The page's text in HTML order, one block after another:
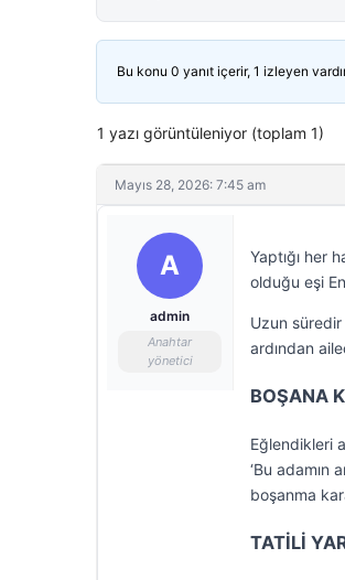
Bu konu 0 yanıt içerir, 1 izleyen
1 yazı görüntüleniyor (toplam 1)
Mayıs 28, 2026: 7:45 am
A
admin
Anahtar
yönetici
Yaptığı her
olduğu eşi
Uzun süredir
ardından
BOŞANA
Eğlendikleri
‘Bu adamın
boşanma
TATİLİ